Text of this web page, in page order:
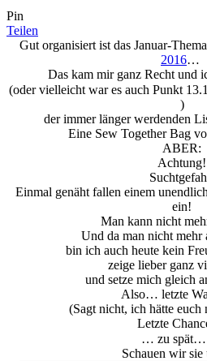
Pin
Teilen
Gut organisiert ist das Januar-
2016…
Das kam mir ganz Recht und
(oder vielleicht war es auch Punkt
)
der immer länger werdenden
Eine Sew Together Bag
ABER:
Achtung!
Einmal genäht fallen einem
ein!
Man kann nicht
Und da man nicht mehr
bin ich auch heute kein
zeige lieber ganz
und setze mich gleich
Also… letzte
(Sagt nicht, ich hätte
Letzte
… zu
Schauen wir sie